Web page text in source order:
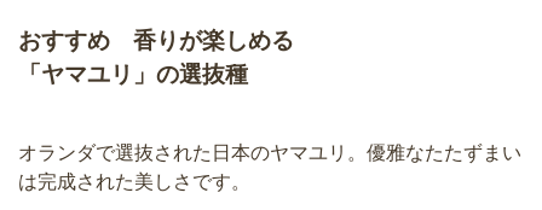
おすすめ 香りが楽しめる
「ヤマユリ」の選抜種
オランダで選抜された日本のヤマユリ。優雅なたたずまい
は完成された美しさです。